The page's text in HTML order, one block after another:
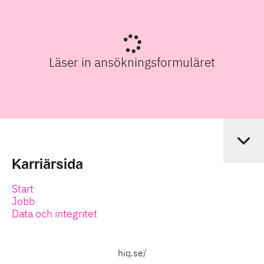
Läser in ansökningsformuläret
Karriärsida
Start
Jobb
Data och integritet
hiq.se/